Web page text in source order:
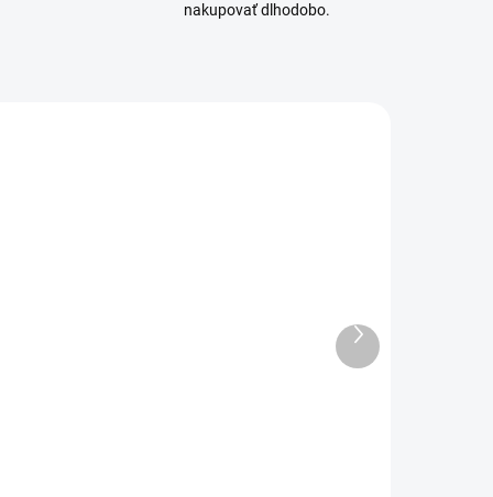
nakupovať dlhodobo.
rezanie Italeri
Ďalší
produkt